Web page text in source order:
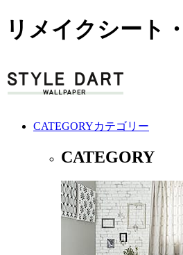
リメイクシート
CATEGORYカテゴリー
CATEGORY